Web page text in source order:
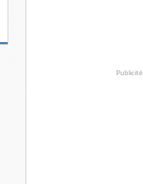
Publicité